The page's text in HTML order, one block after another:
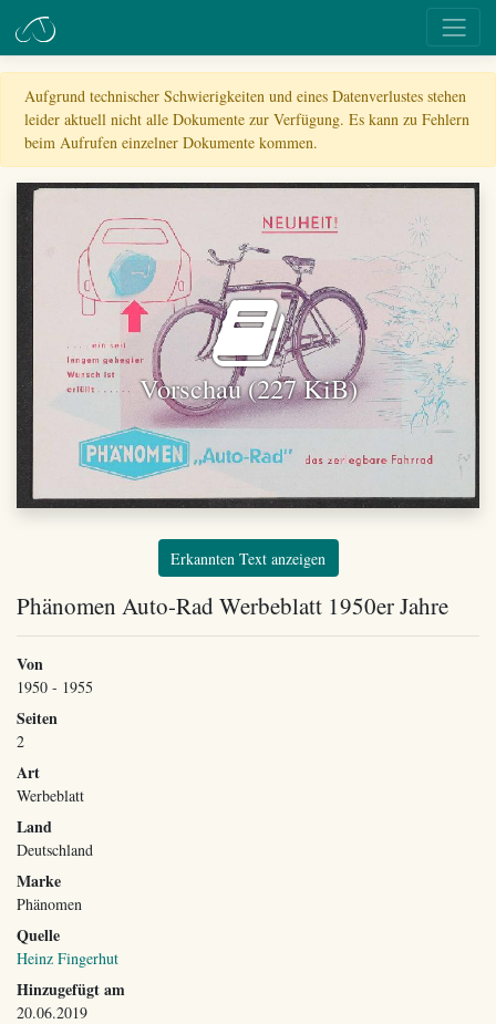
Aufgrund technischer Schwierigkeiten und eines Datenverlustes stehen
leider aktuell nicht alle Dokumente zur Verfügung. Es kann zu Fehlern
beim Aufrufen einzelner Dokumente kommen.
Vorschau (227 KiB)
Erkannten Text anzeigen
Phänomen Auto-Rad Werbeblatt 1950er Jahre
Von
1950 - 1955
Seiten
2
Art
Werbeblatt
Land
Deutschland
Marke
Phänomen
Quelle
Heinz Fingerhut
Hinzugefügt am
20.06.2019